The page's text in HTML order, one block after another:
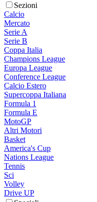
Sezioni
Calcio
Mercato
Serie A
Serie B
Coppa Italia
Champions League
Europa League
Conference League
Calcio Estero
Supercoppa Italiana
Formula 1
Formula E
MotoGP
Altri Motori
Basket
America's Cup
Nations League
Tennis
Sci
Volley
Drive UP